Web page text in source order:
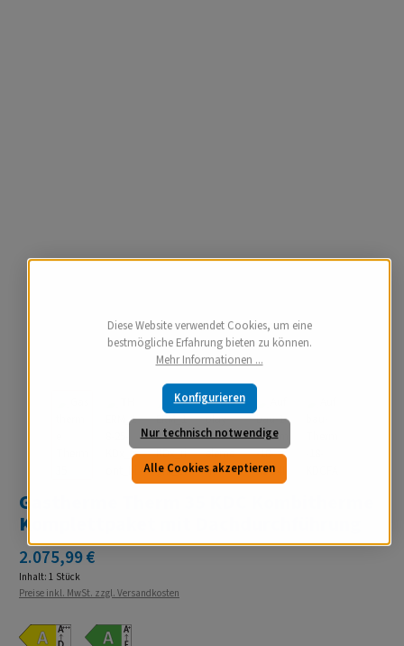
Gastherme Therm 35 KDC Kombitherme
Komplettpaket mit Dachdurchführung
Regulärer Preis:
2.075,99 €
Inhalt: 1 Stück
Preise inkl. MwSt. zzgl. Versandkosten
Diese Website verwendet Cookies, um eine
bestmögliche Erfahrung bieten zu können.
Mehr Informationen ...
Nur technisch notwendige
Konfigurieren
Alle Cookies akzeptieren